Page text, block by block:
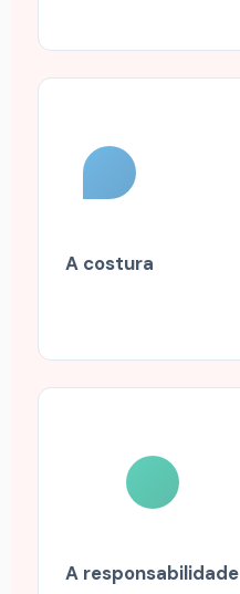
A costura
A responsabilidade